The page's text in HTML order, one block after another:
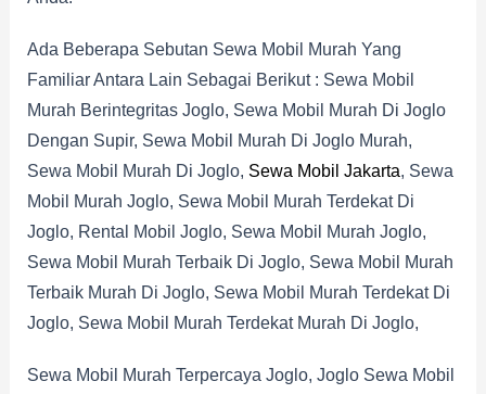
Ada Beberapa Sebutan Sewa Mobil Murah Yang
Familiar Antara Lain Sebagai Berikut : Sewa Mobil
Murah Berintegritas Joglo, Sewa Mobil Murah Di Joglo
Dengan Supir, Sewa Mobil Murah Di Joglo Murah,
Sewa Mobil Murah Di Joglo, Sewa Mobil Jakarta, Sewa
Mobil Murah Joglo, Sewa Mobil Murah Terdekat Di
Joglo, Rental Mobil Joglo, Sewa Mobil Murah Joglo,
Sewa Mobil Murah Terbaik Di Joglo, Sewa Mobil Murah
Terbaik Murah Di Joglo, Sewa Mobil Murah Terdekat Di
Joglo, Sewa Mobil Murah Terdekat Murah Di Joglo,
Sewa Mobil Murah Terpercaya Joglo, Joglo Sewa Mobil